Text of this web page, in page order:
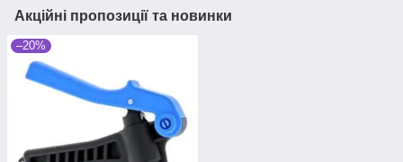
Акційні пропозиції та новинки
–20%